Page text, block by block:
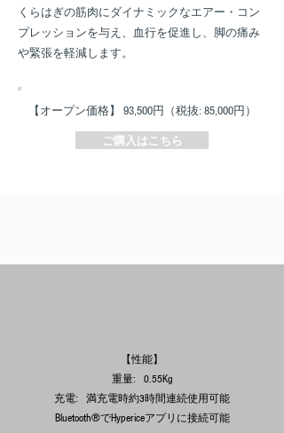
くらはぎの筋肉にダイナミックなエアー・コン
プレッションを与え、血行を促進し、脚の痛み
や緊張を軽減します。
【オープン価格】 93,500円​（税抜: 85,000円）
ご購入はこちら
​【性能】
重量: 0.55Kg
充電: 満充電時約3時間連続使用可能
Bluetooth®でHypericeアプリに接続可能